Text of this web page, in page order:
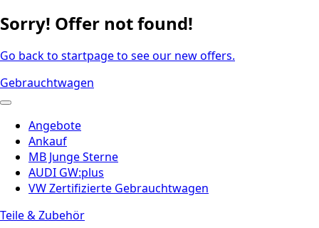
Sorry! Offer not found!
Go back to startpage to see our new offers.
Gebrauchtwagen
Angebote
Ankauf
MB Junge Sterne
AUDI GW:plus
VW Zertifizierte Gebrauchtwagen
Teile & Zubehör